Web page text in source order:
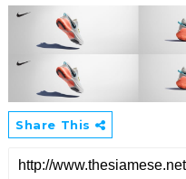
Share This